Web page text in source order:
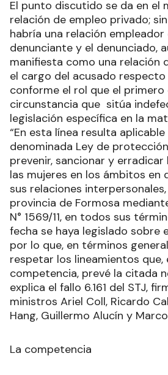
El punto discutido se da en el
relación de empleo privado;
habría una relación
denunciante y el denunciado,
manifiesta como una relación
el cargo del acusado
conforme el rol que el primero
circunstancia que sitúa
legislación específica en la
“En esta línea resulta aplicable
denominada Ley de
prevenir, sancionar y
las mujeres en los ámbitos en
sus relaciones
provincia de Formosa
N° 1569/11, en todos sus
fecha se haya legislado sobre
por lo que, en términos
respetar los lineamientos que,
competencia, prevé la citada
explica el fallo 6.161 del STJ,
ministros Ariel Coll, Ricardo
Hang, Guillermo Alucín y
La competencia